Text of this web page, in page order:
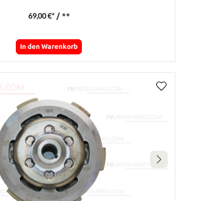
69,00 €* / **
In den Warenkorb